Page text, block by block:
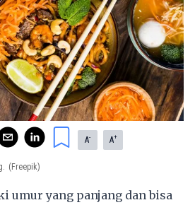
A- A+
(Freepik)
umur yang panjang dan bisa